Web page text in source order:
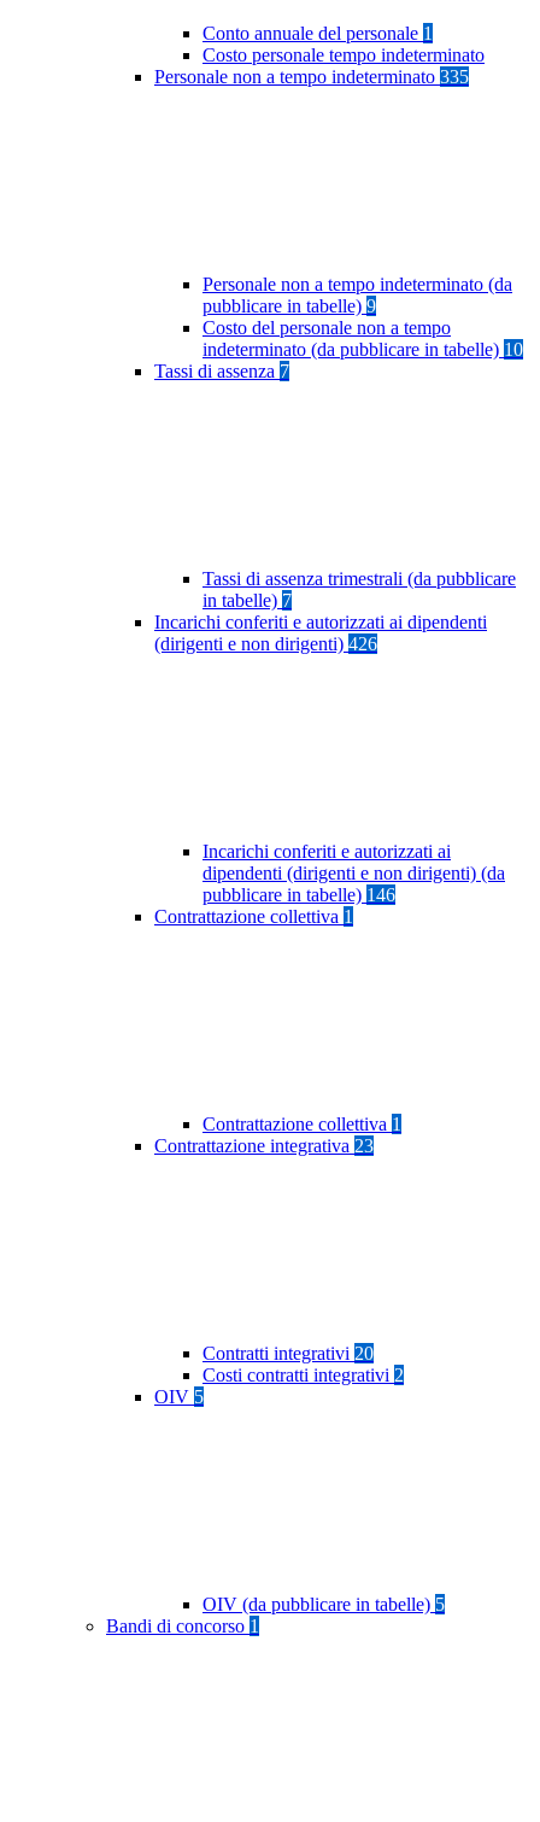
Conto annuale del personale 1
Costo personale tempo indeterminato
Personale non a tempo indeterminato 335
Personale non a tempo indeterminato (da
pubblicare in tabelle) 9
Costo del personale non a tempo
indeterminato (da pubblicare in tabelle) 10
Tassi di assenza 7
Tassi di assenza trimestrali (da pubblicare
in tabelle) 7
Incarichi conferiti e autorizzati ai dipendenti
(dirigenti e non dirigenti) 426
Incarichi conferiti e autorizzati ai
dipendenti (dirigenti e non dirigenti) (da
pubblicare in tabelle) 146
Contrattazione collettiva 1
Contrattazione collettiva 1
Contrattazione integrativa 23
Contratti integrativi 20
Costi contratti integrativi 2
OIV 5
OIV (da pubblicare in tabelle) 5
Bandi di concorso 1